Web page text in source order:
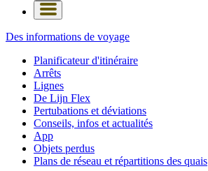
Des informations de voyage
Planificateur d'itinéraire
Arrêts
Lignes
De Lijn Flex
Pertubations et déviations
Conseils, infos et actualités
App
Objets perdus
Plans de réseau et répartitions des quais